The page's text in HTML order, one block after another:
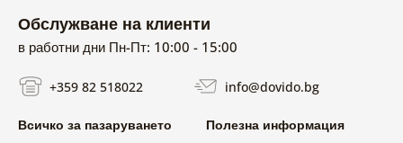
Обслужване на клиенти
в работни дни Пн-Пт: 10:00 - 15:00
+359 82 518022 info@dovido.bg
Всичко за пазаруването Полезна информация